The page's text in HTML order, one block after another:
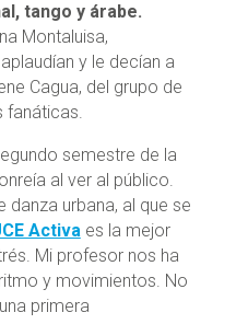
tango y árabe.
Montaluisa,
y le decían a
Cagua, del grupo de
fanáticas.
semestre de la
al ver al público.
danza urbana, al que se
Activaes la mejor
Mi profesor nos ha
y movimientos. No
primera